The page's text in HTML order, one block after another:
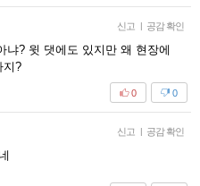
신고 | 공감 확인
냐? 윗 댓에도 있지만 왜 현장에
지?
0
0
신고 | 공감 확인